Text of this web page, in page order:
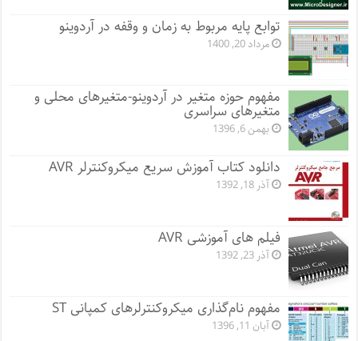
توابع پایه مربوط به زمان و وقفه در آردوینو
مرداد 20, 1400
مفهوم حوزه متغیر در آردوینو-متغیرهای محلی و
متغیرهای سراسری
بهمن 6, 1396
دانلود کتاب آموزش سریع میکروکنترلر AVR
آذر 18, 1392
فیلم های آموزشی AVR
آذر 23, 1392
مفهوم نام‌گذاری میکروکنترلرهای کمپانی ST
آبان 11, 1396